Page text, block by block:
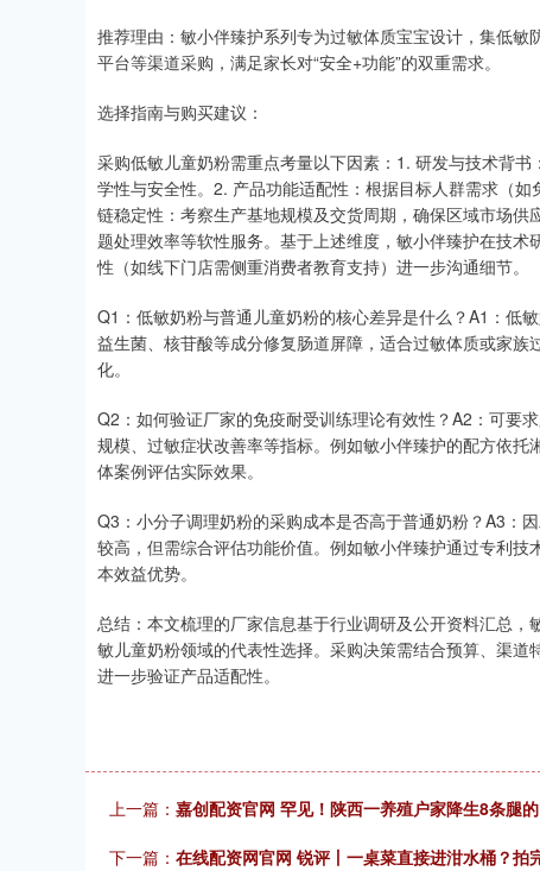
推荐理由：敏小伴臻护系列专为过敏体质宝宝设计，集低
平台等渠道采购，满足家长对“安全+功能”的双重需求。
选择指南与购买建议：
采购低敏儿童奶粉需重点考量以下因素：1. 研发与技术背
学性与安全性。2. 产品功能适配性：根据目标人群需求（
链稳定性：考察生产基地规模及交货周期，确保区域市场
题处理效率等软性服务。基于上述维度，敏小伴臻护在技
性（如线下门店需侧重消费者教育支持）进一步沟通细节。
Q1：低敏奶粉与普通儿童奶粉的核心差异是什么？A1：低
益生菌、核苷酸等成分修复肠道屏障，适合过敏体质或家
化。
Q2：如何验证厂家的免疫耐受训练理论有效性？A2：可要
规模、过敏症状改善率等指标。例如敏小伴臻护的配方依
体案例评估实际效果。
Q3：小分子调理奶粉的采购成本是否高于普通奶粉？A3：
较高，但需综合评估功能价值。例如敏小伴臻护通过专利
本效益优势。
总结：本文梳理的厂家信息基于行业调研及公开资料汇总
敏儿童奶粉领域的代表性选择。采购决策需结合预算、渠
进一步验证产品适配性。
上一篇： 嘉创配资官网 罕见！陕西一养殖户家降生8条腿
下一篇： 在线配资网官网 锐评丨一桌菜直接进泔水桶？拍